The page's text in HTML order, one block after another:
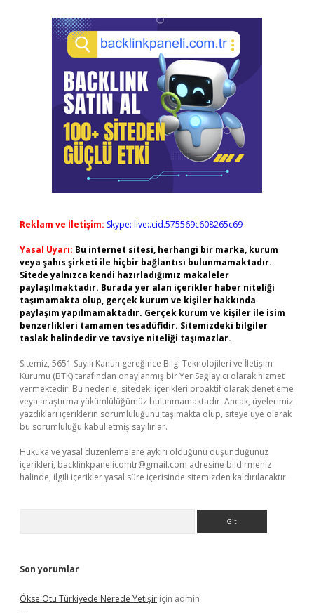
Reklam ve İletişim: Skype: live:.cid.575569c608265c69
Yasal Uyarı: Bu internet sitesi, herhangi bir marka, kurum
veya şahıs şirketi ile hiçbir bağlantısı bulunmamaktadır.
Sitede yalnızca kendi hazırladığımız makaleler
paylaşılmaktadır. Burada yer alan içerikler haber niteliği
taşımamakta olup, gerçek kurum ve kişiler hakkında
paylaşım yapılmamaktadır. Gerçek kurum ve kişiler ile isim
benzerlikleri tamamen tesadüfidir. Sitemizdeki bilgiler
taslak halindedir ve tavsiye niteliği taşımazlar.
Sitemiz, 5651 Sayılı Kanun gereğince Bilgi Teknolojileri ve İletişim
Kurumu (BTK) tarafından onaylanmış bir Yer Sağlayıcı olarak hizmet
vermektedir. Bu nedenle, sitedeki içerikleri proaktif olarak denetleme
veya araştırma yükümlülüğümüz bulunmamaktadır. Ancak, üyelerimiz
yazdıkları içeriklerin sorumluluğunu taşımakta olup, siteye üye olarak
bu sorumluluğu kabul etmiş sayılırlar.
Hukuka ve yasal düzenlemelere aykırı olduğunu düşündüğünüz
içerikleri, backlinkpanelicomtr@gmail.com adresine bildirmeniz
halinde, ilgili içerikler yasal süre içerisinde sitemizden kaldırılacaktır.
Son yorumlar
Ökse Otu Türkiyede Nerede Yetişir için admin